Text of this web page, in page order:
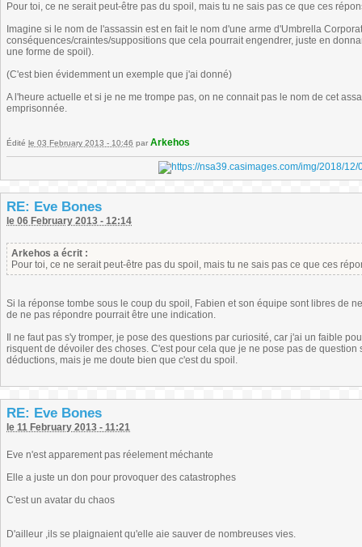
Pour toi, ce ne serait peut-être pas du spoil, mais tu ne sais pas ce que ces
Imagine si le nom de l'assassin est en fait le nom d'une arme d'Umbrella
conséquences/craintes/suppositions que cela pourrait engendrer, juste en
une forme de spoil).
(C'est bien évidemment un exemple que j'ai donné)
A l'heure actuelle et si je ne me trompe pas, on ne connait pas le nom de cet
emprisonnée.
Édité le 03 February 2013 - 10:46 par Arkehos
RE: Eve Bones
le 06 February 2013 - 12:14
Arkehos a écrit :
Pour toi, ce ne serait peut-être pas du spoil, mais tu ne sais pas ce que ces
Si la réponse tombe sous le coup du spoil, Fabien et son équipe sont libres de
de ne pas répondre pourrait être une indication.
Il ne faut pas s'y tromper, je pose des questions par curiosité, car j'ai un faible
risquent de dévoiler des choses. C'est pour cela que je ne pose pas de
déductions, mais je me doute bien que c'est du spoil.
RE: Eve Bones
le 11 February 2013 - 11:21
Eve n'est apparement pas réelement méchante
Elle a juste un don pour provoquer des catastrophes
C'est un avatar du chaos
D'ailleur ,ils se plaignaient qu'elle aie sauver de nombreuses vies.